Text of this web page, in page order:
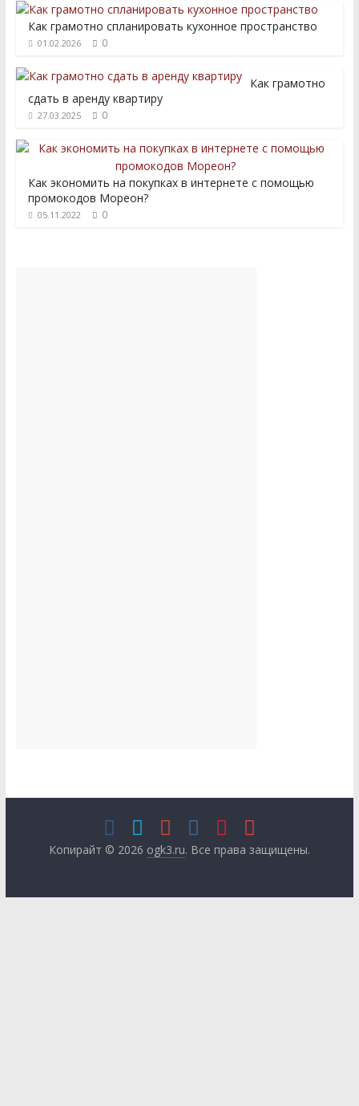
Как грамотно спланировать кухонное пространство
01.02.2026 0
Как грамотно
сдать в аренду квартиру
27.03.2025 0
Как экономить на покупках в интернете с помощью
промокодов Мореон?
05.11.2022 0
Копирайт © 2026 ogk3.ru. Все права защищены.